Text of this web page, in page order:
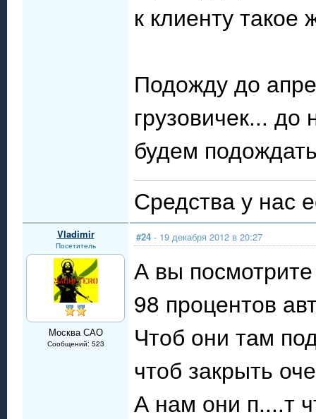
к клиенту такое
Подожду до
грузовичек...
будем
Средства у нас
Vladimir
Посетитель
Москва САО
Сообщений: 523
#24 - 19 декабря 2012 в 20:27
А вы
98 процентов
Чтоб они там
чтоб закрыть
А нам они п....т